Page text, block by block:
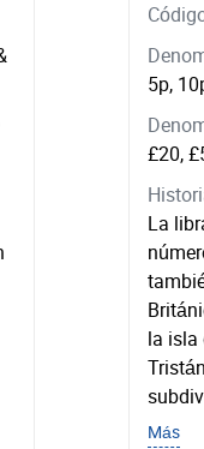
5p,
£20,
La
la isla
Más